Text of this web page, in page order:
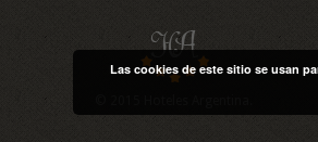
Las cookies de este sitio se usan